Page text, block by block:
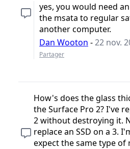
yes, you would need
the msata to regular
another computer.
Dan Wooton -22 nov.
Partager
How's does the glass
the Surface Pro 2? I've
2 without destroying it.
replace an SSD on a 3.
expect the same type of